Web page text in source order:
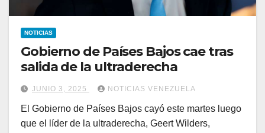
NOTICIAS
Gobierno de Países Bajos cae tras
salida de la ultraderecha
JUNIO 3, 2025 NOTICIAS VENEZUELA
El Gobierno de Países Bajos cayó este martes luego
que el líder de la ultraderecha, Geert Wilders,